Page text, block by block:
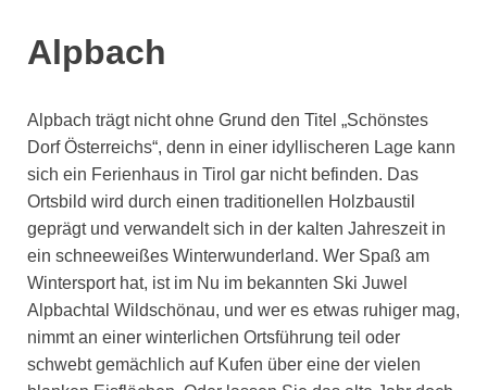
Alpbach
Alpbach trägt nicht ohne Grund den Titel „Schönstes
Dorf Österreichs“, denn in einer idyllischeren Lage kann
sich ein Ferienhaus in Tirol gar nicht befinden. Das
Ortsbild wird durch einen traditionellen Holzbaustil
geprägt und verwandelt sich in der kalten Jahreszeit in
ein schneeweißes Winterwunderland. Wer Spaß am
Wintersport hat, ist im Nu im bekannten Ski Juwel
Alpbachtal Wildschönau, und wer es etwas ruhiger mag,
nimmt an einer winterlichen Ortsführung teil oder
schwebt gemächlich auf Kufen über eine der vielen